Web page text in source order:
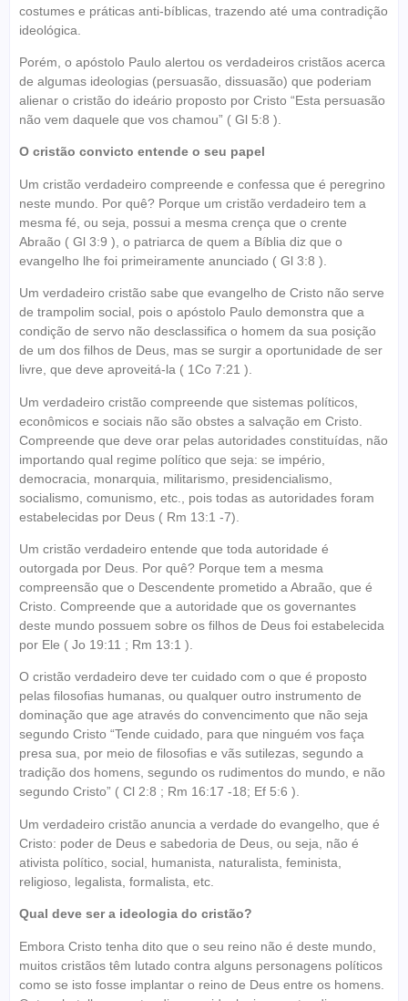
costumes e práticas anti-bíblicas, trazendo até uma contradição
ideológica.
Porém, o apóstolo Paulo alertou os verdadeiros cristãos acerca
de algumas ideologias (persuasão, dissuasão) que poderiam
alienar o cristão do ideário proposto por Cristo “Esta persuasão
não vem daquele que vos chamou” ( Gl 5:8 ).
O cristão convicto entende o seu papel
Um cristão verdadeiro compreende e confessa que é peregrino
neste mundo. Por quê? Porque um cristão verdadeiro tem a
mesma fé, ou seja, possui a mesma crença que o crente
Abraão ( Gl 3:9 ), o patriarca de quem a Bíblia diz que o
evangelho lhe foi primeiramente anunciado ( Gl 3:8 ).
Um verdadeiro cristão sabe que evangelho de Cristo não serve
de trampolim social, pois o apóstolo Paulo demonstra que a
condição de servo não desclassifica o homem da sua posição
de um dos filhos de Deus, mas se surgir a oportunidade de ser
livre, que deve aproveitá-la ( 1Co 7:21 ).
Um verdadeiro cristão compreende que sistemas políticos,
econômicos e sociais não são obstes a salvação em Cristo.
Compreende que deve orar pelas autoridades constituídas, não
importando qual regime político que seja: se império,
democracia, monarquia, militarismo, presidencialismo,
socialismo, comunismo, etc., pois todas as autoridades foram
estabelecidas por Deus ( Rm 13:1 -7).
Um cristão verdadeiro entende que toda autoridade é
outorgada por Deus. Por quê? Porque tem a mesma
compreensão que o Descendente prometido a Abraão, que é
Cristo. Compreende que a autoridade que os governantes
deste mundo possuem sobre os filhos de Deus foi estabelecida
por Ele ( Jo 19:11 ; Rm 13:1 ).
O cristão verdadeiro deve ter cuidado com o que é proposto
pelas filosofias humanas, ou qualquer outro instrumento de
dominação que age através do convencimento que não seja
segundo Cristo “Tende cuidado, para que ninguém vos faça
presa sua, por meio de filosofias e vãs sutilezas, segundo a
tradição dos homens, segundo os rudimentos do mundo, e não
segundo Cristo” ( Cl 2:8 ; Rm 16:17 -18; Ef 5:6 ).
Um verdadeiro cristão anuncia a verdade do evangelho, que é
Cristo: poder de Deus e sabedoria de Deus, ou seja, não é
ativista político, social, humanista, naturalista, feminista,
religioso, legalista, formalista, etc.
Qual deve ser a ideologia do cristão?
Embora Cristo tenha dito que o seu reino não é deste mundo,
muitos cristãos têm lutado contra alguns personagens políticos
como se isto fosse implantar o reino de Deus entre os homens.